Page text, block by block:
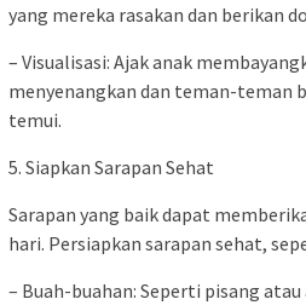
yang mereka rasakan dan berikan
– Visualisasi: Ajak anak
menyenangkan dan teman-teman
temui.
5. Siapkan Sarapan Sehat
Sarapan yang baik dapat
hari. Persiapkan sarapan sehat,
– Buah-buahan: Seperti pisang